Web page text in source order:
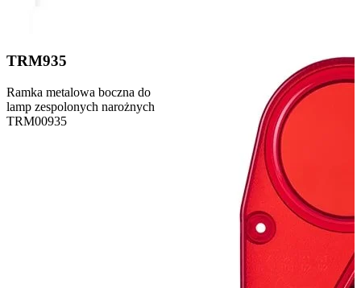
TRM935
Ramka metalowa boczna do
lamp zespolonych narożnych
TRM00935